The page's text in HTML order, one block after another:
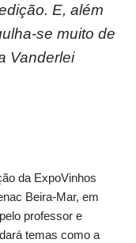
E, além
se muito de
Vanderlei
da ExpoVinhos
Beira-Mar, em
professor e
temas como a